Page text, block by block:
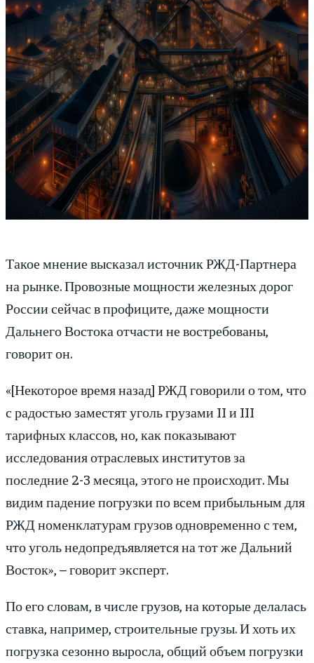
Такое мнение высказал источник РЖД-Партнера
на рынке. Провозные мощности железных дорог
России сейчас в профиците, даже мощности
Дальнего Востока отчасти не востребованы,
говорит он.
«[Некоторое время назад] РЖД говорили о том, что
с радостью заместят уголь грузами II и III
тарифных классов, но, как показывают
исследования отраслевых институтов за
последние 2-3 месяца, этого не происходит. Мы
видим падение погрузки по всем прибыльным для
РЖД номенклатурам грузов одновременно с тем,
что уголь недопредъявляется на тот же Дальний
Восток», – говорит эксперт.
По его словам, в числе грузов, на которые делалась
ставка, например, строительные грузы. И хоть их
погрузка сезонно выросла, общий объем погрузки